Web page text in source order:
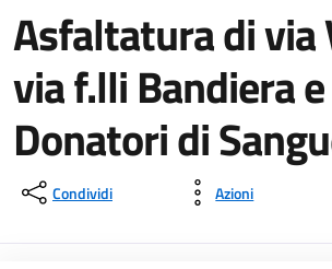
Asfaltatura di via
via f.lli Bandiera
Donatori di
Condividi Azioni